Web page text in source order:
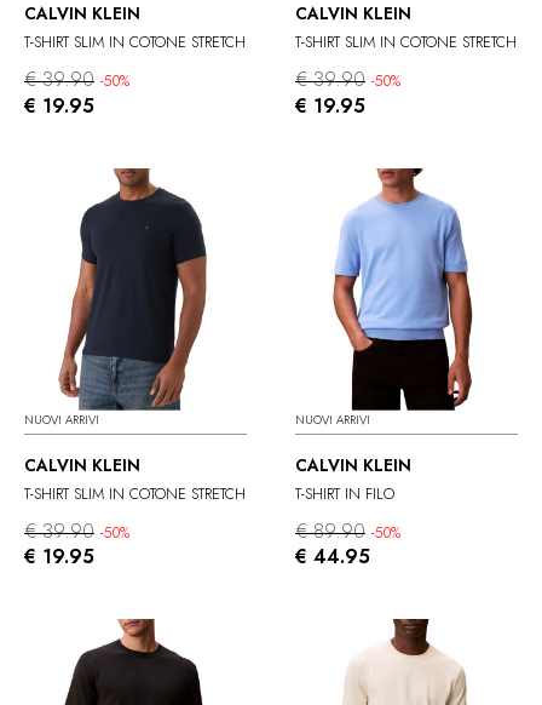
CALVIN KLEIN
T-SHIRT SLIM IN COTONE STRETCH
€ 39.90 -50%
€ 19.95
CALVIN KLEIN
T-SHIRT SLIM IN COTONE STRETCH
€ 39.90 -50%
€ 19.95
NUOVI ARRIVI
CALVIN KLEIN
T-SHIRT SLIM IN COTONE STRETCH
€ 39.90 -50%
€ 19.95
NUOVI ARRIVI
CALVIN KLEIN
T-SHIRT IN FILO
€ 89.90 -50%
€ 44.95